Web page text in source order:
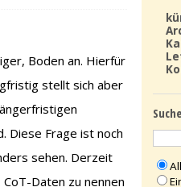
Boden an. Hierfür
stellt sich aber
Diese Frage ist noch
sehen. Derzeit
Daten zu nennen
Suche